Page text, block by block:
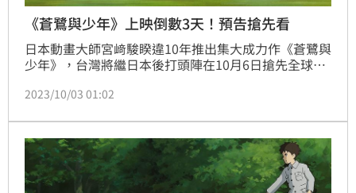
《蒼鷺與少年》上映倒數3天！預告搶先看
日本動畫大師宮﨑駿睽違10年推出集大成力作《蒼鷺與
少年》，台灣將繼日本後打頭陣在10月6日搶先全球上
越《神隱少女》首4日票房紀錄，至今2個月已累積553
動全球。
2023/10/03 01:02